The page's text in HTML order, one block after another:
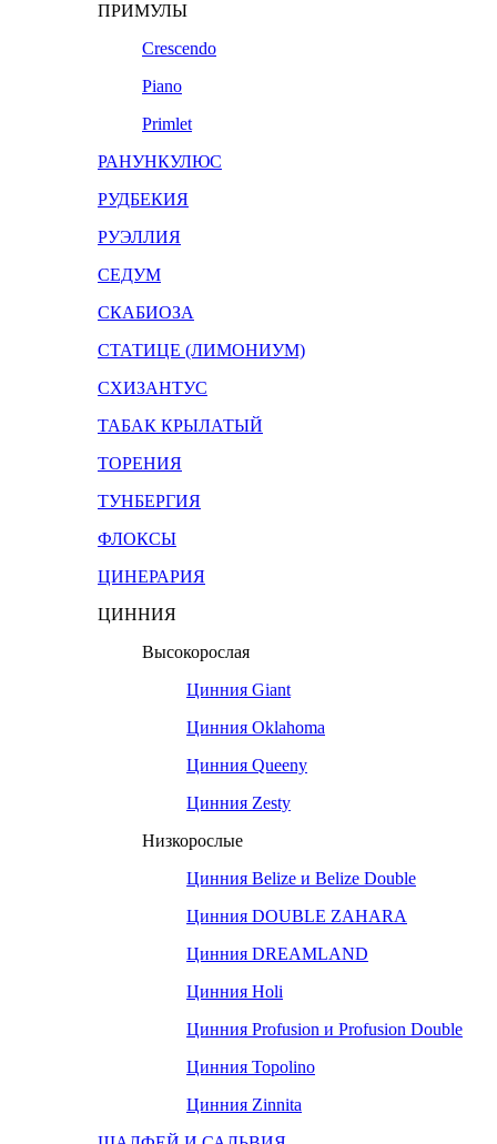
ПРИМУЛЫ
Crescendo
Piano
Primlet
РАНУНКУЛЮС
РУДБЕКИЯ
РУЭЛЛИЯ
СЕДУМ
СКАБИОЗА
СТАТИЦЕ (ЛИМОНИУМ)
СХИЗАНТУС
ТАБАК КРЫЛАТЫЙ
ТОРЕНИЯ
ТУНБЕРГИЯ
ФЛОКСЫ
ЦИНЕРАРИЯ
ЦИННИЯ
Высокорослая
Цинния Giant
Цинния Oklahoma
Цинния Queeny
Цинния Zesty
Низкорослые
Цинния Belize и Belize Double
Цинния DOUBLE ZAHARA
Цинния DREAMLAND
Цинния Holi
Цинния Profusion и Profusion Double
Цинния Topolino
Цинния Zinnita